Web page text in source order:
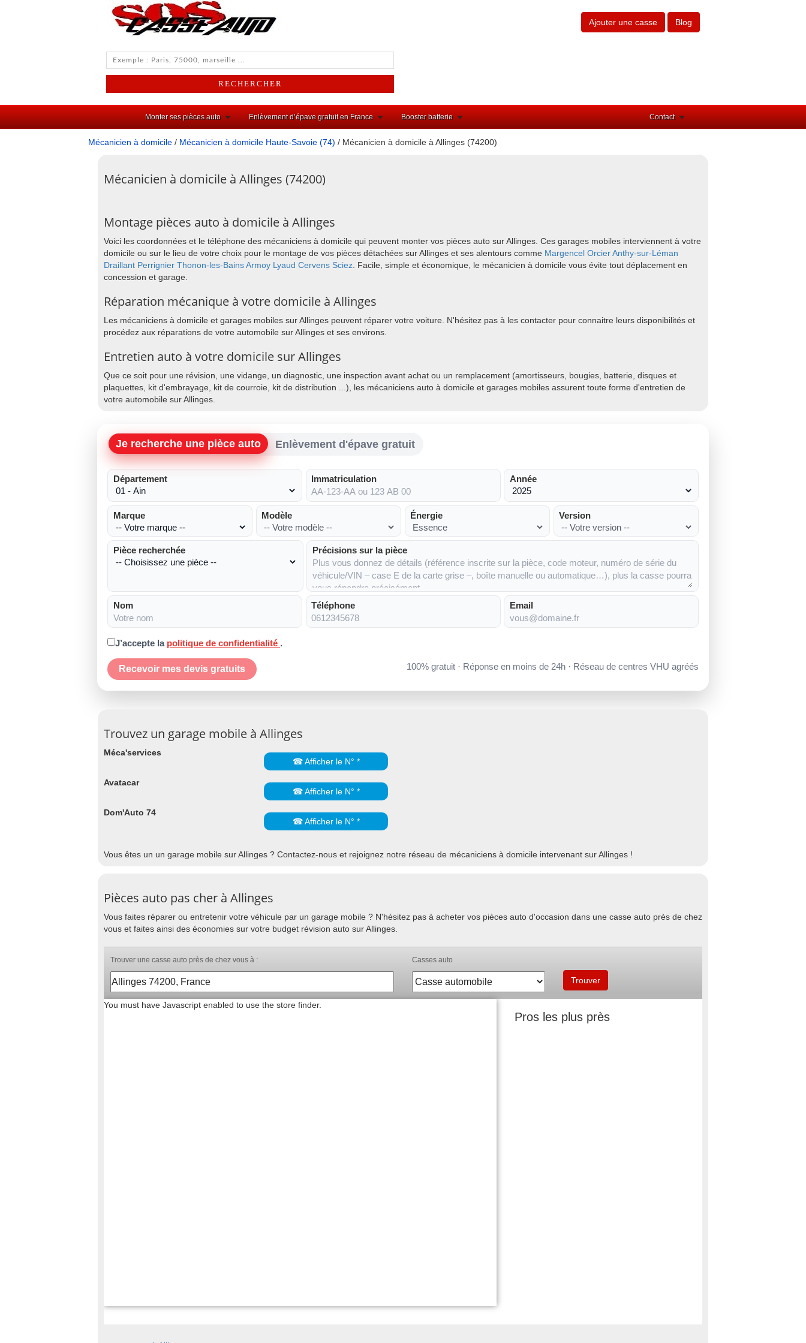
Ajouter une casse Blog
Monter ses pièces auto Enlèvement d’épave gratuit en France Booster batterie Contact
Mécanicien à domicile / Mécanicien à domicile Haute-Savoie (74) / Mécanicien à domicile à Allinges (74200)
Mécanicien à domicile à Allinges (74200)
Montage pièces auto à domicile à Allinges
Voici les coordonnées et le téléphone des mécaniciens à domicile qui peuvent monter vos pièces auto sur Allinges. Ces garages mobiles interviennent à votre
domicile ou sur le lieu de votre choix pour le montage de vos pièces détachées sur Allinges et ses alentours comme Margencel OrcierAnthy-sur-Léman
Draillant Perrignier Thonon-les-BainsArmoy Lyaud Cervens Sciez . Facile, simple et économique, le mécanicien à domicile vous évite tout déplacement en
concession et garage.
Réparation mécanique à votre domicile à Allinges
Les mécaniciens à domicile et garages mobiles sur Allinges peuvent réparer votre voiture. N'hésitez pas à les contacter pour connaitre leurs disponibilités et
procédez aux réparations de votre automobile sur Allinges et ses environs.
Entretien auto à votre domicile sur Allinges
Que ce soit pour une révision, une vidange, un diagnostic, une inspection avant achat ou un remplacement (amortisseurs, bougies, batterie, disques et
plaquettes, kit d'embrayage, kit de courroie, kit de distribution ...), les mécaniciens auto à domicile et garages mobiles assurent toute forme d'entretien de
votre automobile sur Allinges.
Je recherche une pièce auto Enlèvement d'épave gratuit
Département Immatriculation Année
Marque Modèle Énergie Version
Pièce recherchée Précisions sur la pièce
Nom Téléphone Email
J’accepte la politique de confidentialité .
Recevoir mes devis gratuits 100% gratuit · Réponse en moins de 24h · Réseau de centres VHU agréés
Trouvez un garage mobile à Allinges
Méca'services
☎ Afficher le N° *
Avatacar
☎ Afficher le N° *
Dom'Auto 74
☎ Afficher le N° *
Vous êtes un un garage mobile sur Allinges ? Contactez-nous et rejoignez notre réseau de mécaniciens à domicile intervenant sur Allinges !
Pièces auto pas cher à Allinges
Vous faites réparer ou entretenir votre véhicule par un garage mobile ? N'hésitez pas à acheter vos pièces auto d'occasion dans une casse auto près de chez
vous et faites ainsi des économies sur votre budget révision auto sur Allinges.